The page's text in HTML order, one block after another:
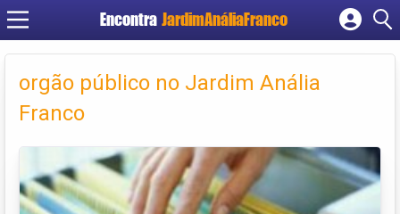
Encontra JardimAnáliaFranco
Cadastrar empresa
Criar conta
orgão público no Jardim Anália
Franco